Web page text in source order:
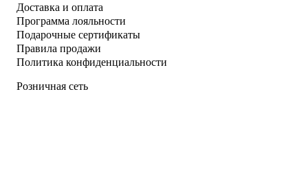
Доставка и оплата
Программа лояльности
Подарочные сертификаты
Правила продажи
Политика конфиденциальности
Розничная сеть